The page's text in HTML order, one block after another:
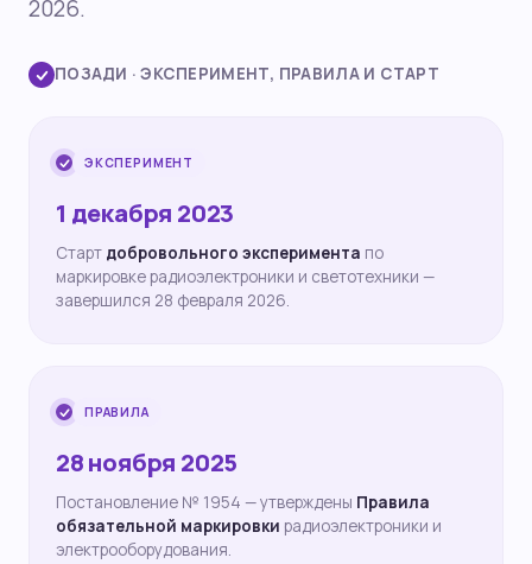
2026.
ПОЗАДИ · ЭКСПЕРИМЕНТ, ПРАВИЛА И СТАРТ
ЭКСПЕРИМЕНТ
1 декабря 2023
Старт добровольного эксперимента по
маркировке радиоэлектроники и светотехники —
завершился 28 февраля 2026.
ПРАВИЛА
28 ноября 2025
Постановление № 1954 — утверждены Правила
обязательной маркировки радиоэлектроники и
электрооборудования.